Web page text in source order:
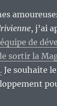
, j’ai
de
sortir la
Je souhaite